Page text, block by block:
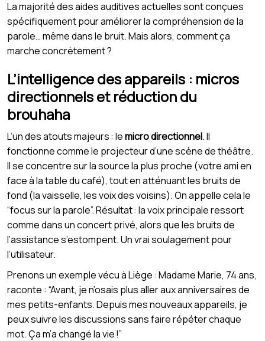
La majorité des aides auditives actuelles sont conçues
spécifiquement pour améliorer la compréhension de la
parole… même dans le bruit. Mais alors, comment ça
marche concrètement ?
L’intelligence des appareils : micros
directionnels et réduction du
brouhaha
L’un des atouts majeurs : lemicro directionnel. Il
fonctionne comme le projecteur d’une scène de théâtre.
Il se concentre sur la source la plus proche (votre ami en
face à la table du café), tout en atténuant les bruits de
fond (la vaisselle, les voix des voisins). On appelle cela le
“focus sur la parole”. Résultat : la voix principale ressort
comme dans un concert privé, alors que les bruits de
l’assistance s’estompent. Un vrai soulagement pour
l’utilisateur.
Prenons un exemple vécu à Liège : Madame Marie, 74 ans,
raconte : “Avant, je n’osais plus aller aux anniversaires de
mes petits-enfants. Depuis mes nouveaux appareils, je
peux suivre les discussions sans faire répéter chaque
mot. Ça m’a changé la vie !”